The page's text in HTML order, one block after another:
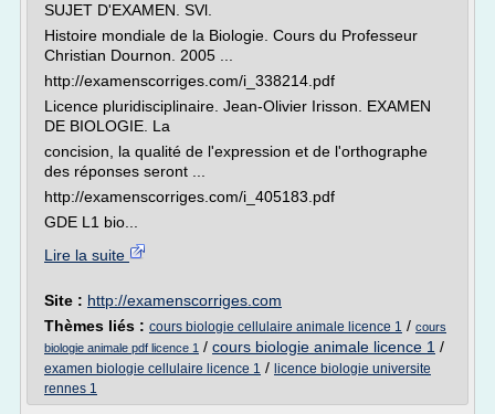
SUJET D'EXAMEN. SVl.
Histoire mondiale de la Biologie. Cours du Professeur
Christian Dournon. 2005 ...
http://examenscorriges.com/i_338214.pdf
Licence pluridisciplinaire. Jean-Olivier Irisson. EXAMEN
DE BIOLOGIE. La
concision, la qualité de l'expression et de l'orthographe
des réponses seront ...
http://examenscorriges.com/i_405183.pdf
GDE L1 bio...
Lire la suite
Site : http://examenscorriges.com
Thèmes liés : cours biologie cellulaire animale licence 1 / cours
biologie animale pdf licence 1 / cours biologie animale licence 1 /
examen biologie cellulaire licence 1 / licence biologie universite
rennes 1